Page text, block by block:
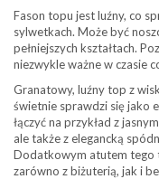
Fason topu jest luźny, co
sylwetkach. Może być
pełniejszych kształtach.
niezwykle ważne w czasie
Granatowy, luźny top z
świetnie sprawdzi się jako
łączyć na przykład z
ale także z elegancką
Dodatkowym atutem tego
zarówno z biżuterią, jak i